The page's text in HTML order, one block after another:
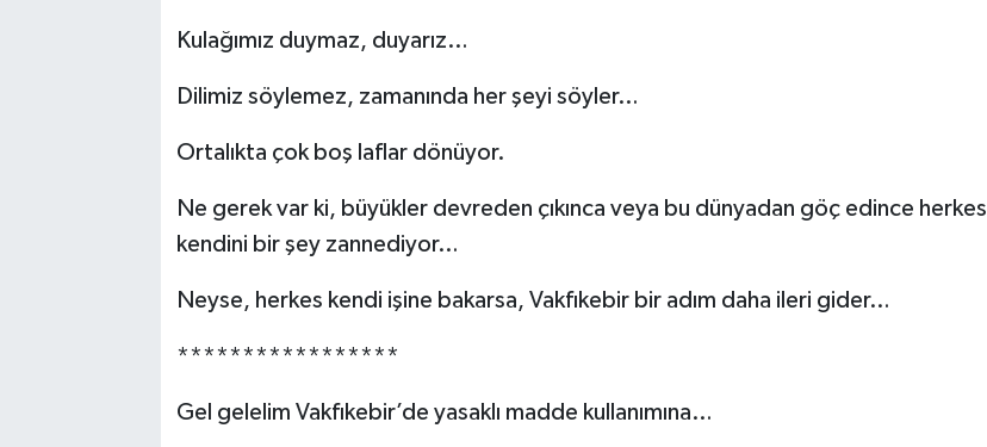
Kulağımız duymaz, duyarız…
Dilimiz söylemez, zamanında her şeyi söyler…
Ortalıkta çok boş laflar dönüyor.
Ne gerek var ki, büyükler devreden çıkınca veya bu dünyadan göç edince herkes
kendini bir şey zannediyor…
Neyse, herkes kendi işine bakarsa, Vakfıkebir bir adım daha ileri gider…
*****************
Gel gelelim Vakfıkebir’de yasaklı madde kullanımına…